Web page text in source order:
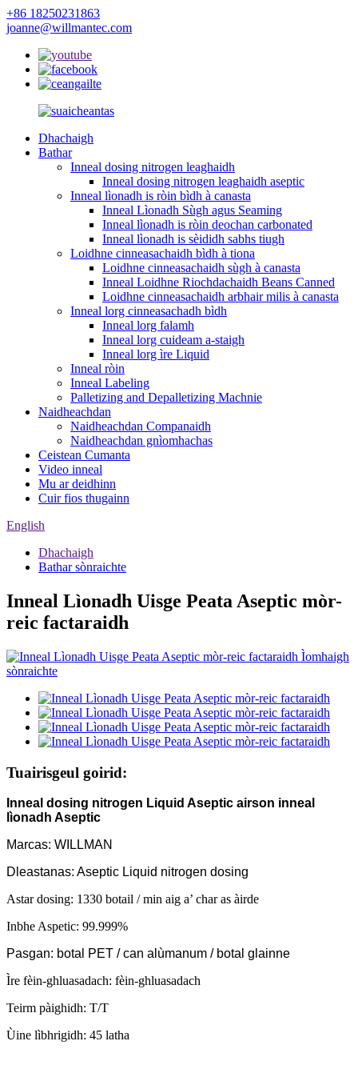
+86 18250231863
joanne@willmantec.com
Dhachaigh
Bathar
Inneal dosing nitrogen leaghaidh
Inneal dosing nitrogen leaghaidh aseptic
Inneal lìonadh is ròin bìdh à canasta
Inneal Lìonadh Sùgh agus Seaming
Inneal lìonadh is ròin deochan carbonated
Inneal lìonadh is sèididh sabhs tiugh
Loidhne cinneasachaidh bìdh à tiona
Loidhne cinneasachaidh sùgh à canasta
Inneal Loidhne Riochdachaidh Beans Canned
Loidhne cinneasachaidh arbhair milis à canasta
Inneal lorg cinneasachadh bìdh
Inneal lorg falamh
Inneal lorg cuideam a-staigh
Inneal lorg ìre Liquid
Inneal ròin
Inneal Labeling
Palletizing and Depalletizing Machnie
Naidheachdan
Naidheachdan Companaidh
Naidheachdan gnìomhachas
Ceistean Cumanta
Video inneal
Mu ar deidhinn
Cuir fios thugainn
English
Dhachaigh
Bathar sònraichte
Inneal Lìonadh Uisge Peata Aseptic mòr-
reic factaraidh
Tuairisgeul goirid:
Inneal dosing nitrogen Liquid Aseptic airson inneal
lìonadh Aseptic
Marcas: WILLMAN
Dleastanas: Aseptic Liquid nitrogen dosing
Astar dosing: 1330 botail / min aig a’ char as àirde
Inbhe Aspetic: 99.999%
Pasgan: botal PET / can alùmanum / botal glainne
Ìre fèin-ghluasadach: fèin-ghluasadach
Teirm pàighidh: T/T
Ùine lìbhrigidh: 45 latha